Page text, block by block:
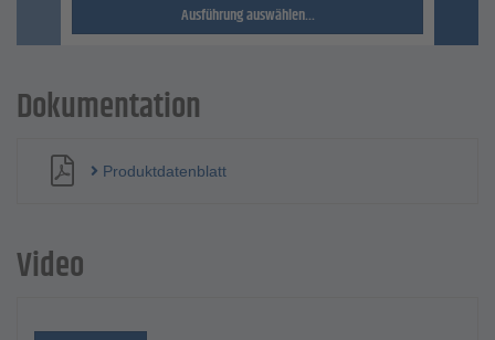
Ausführung auswählen...
Dokumentation
Produktdatenblatt
Video